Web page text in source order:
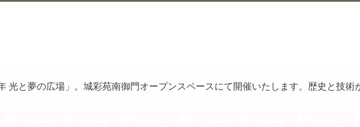
光と夢の広場」。城彩苑南御門オープンスペースにて開催いたします。歴史と技術